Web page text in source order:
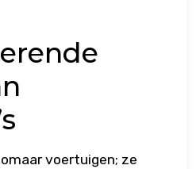
voertuigen; ze